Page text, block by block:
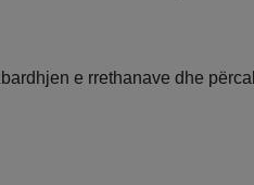
e rrethanave dhe